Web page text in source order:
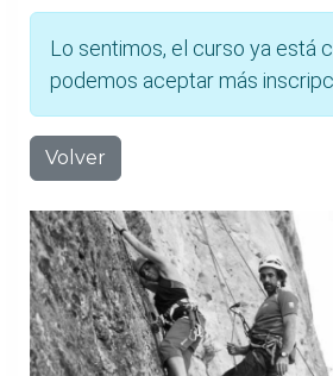
Lo sentimos, el curso ya está
podemos aceptar más
Volver